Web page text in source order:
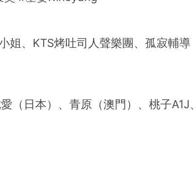
姐、KTS烤吐司人聲樂團、孤寂輔導
（日本）、青原（澳門）、桃子A1J、